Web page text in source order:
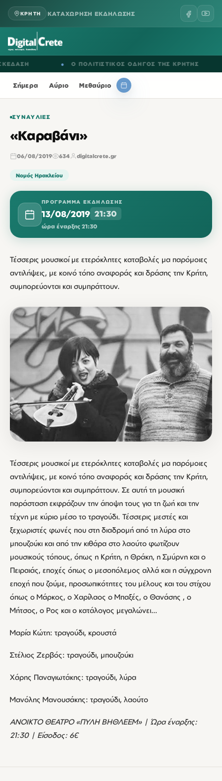
ΚΡΗΤΗ ΚΑΤΑΧΩΡΗΣΗ ΕΚΔΗΛΩΣΗΣ
Ο ΠΟΛΙΤΙΣΤΙΚΟΣ ΟΔΗΓΟΣ ΤΗΣ ΚΡΗΤΗΣ
Σήμερα Αύριο Μεθαύριο
ΣΥΝΑΥΛΊΕΣ
«Καραβάνι»
06/08/2019 634 digitalcrete.gr
Νομός Ηρακλείου
ΠΡΌΓΡΑΜΜΑ ΕΚΔΉΛΩΣΗΣ
13/08/2019 21:30
ώρα έναρξης 21:30
Τέσσερις μουσικοί με ετερόκλητες καταβολές μα παρόμοιες
αντιλήψεις, με κοινό τόπο αναφοράς και δράσης την Κρήτη,
συμπορεύονται και συμπράττουν.
Τέσσερις μουσικοί με ετερόκλητες καταβολές μα παρόμοιες
αντιλήψεις, με κοινό τόπο αναφοράς και δράσης την Κρήτη,
συμπορεύονται και συμπράττουν. Σε αυτή τη μουσική
παράσταση εκφράζουν την άποψη τους για τη ζωή και την
τέχνη με κύριο μέσο το τραγούδι. Τέσσερις μεστές και
ξεχωριστές φωνές που στη διαδρομή από τη λύρα στο
μπουζούκι και από την κιθάρα στο λαούτο φωτίζουν
μουσικούς τόπους, όπως η Κρήτη, η Θράκη, η Σμύρνη και ο
Πειραιάς, εποχές όπως ο μεσοπόλεμος αλλά και η σύγχρονη
εποχή που ζούμε, προσωπικότητες του μέλους και του στίχου
όπως ο Μάρκος, ο Χαρίλαος ο Μπαξές, ο Θανάσης , ο
Μήτσος, ο Ρος και ο κατάλογος μεγαλώνει…
Μαρία Κώτη: τραγούδι, κρουστά
Στέλιος Ζερβός: τραγούδι, μπουζούκι
Χάρης Παναγιωτάκης: τραγούδι, λύρα
Μανόλης Μανουσάκης: τραγούδι, λαούτο
ΑΝΟΙΚΤΟ ΘΕΑΤΡΟ «ΠΥΛΗ ΒΗΘΛΕΕΜ» | Ώρα έναρξης:
21:30 | Είσοδος: 6€